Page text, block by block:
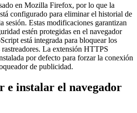
en Mozilla Firefox, por lo que la
configurado para eliminar el historial de
sesión. Estas modificaciones garantizan
estén protegidas en el navegador
está integrada para bloquear los
La extensión HTTPS
por defecto para forzar la conexión
de publicidad.
e instalar el navegador